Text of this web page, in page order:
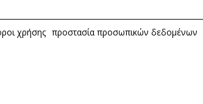
χρήσης προστασία προσωπικών δεδομένων